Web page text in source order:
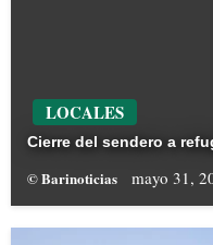
LOCALES
Cierre del sendero a
© Barinoticias mayo 31,